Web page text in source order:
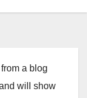
a blog
will show